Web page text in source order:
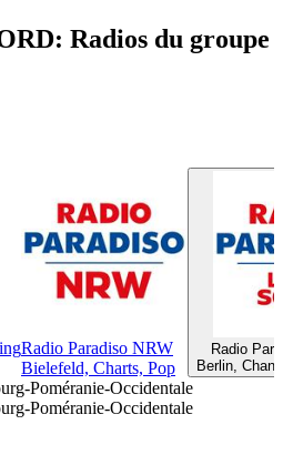
Radios du groupe
Radio Paradiso NRW
Bielefeld, Charts, Pop
Radio
Berlin,
Poméranie-Occidentale
Poméranie-Occidentale